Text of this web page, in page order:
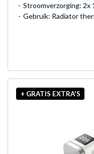
Stroomverzorging: 2x
Gebruik: Radiator
+ GRATIS EXTRA'S